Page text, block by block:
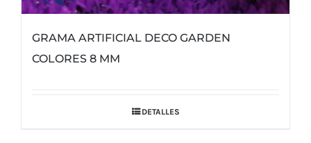
GRAMA ARTIFICIAL DECO GARDEN
COLORES 8 MM
DETALLES